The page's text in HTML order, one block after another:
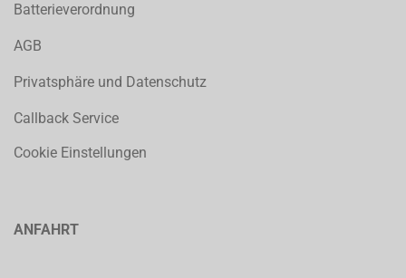
Batterieverordnung
AGB
Privatsphäre und Datenschutz
Callback Service
Cookie Einstellungen
ANFAHRT